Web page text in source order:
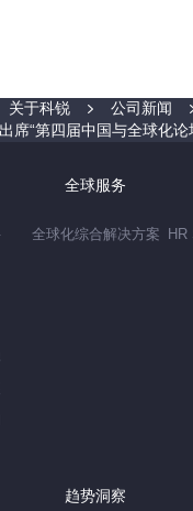
关于科锐 公司新闻
席“第四届中国与全球化论
全球服务
全球化综合解决方案
HR
趋势洞察